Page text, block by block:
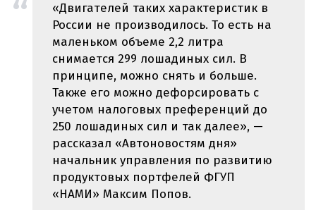
«Двигателей таких характеристик в
России не производилось. То есть на
маленьком объеме 2,2 литра
снимается 299 лошадиных сил. В
принципе, можно снять и больше.
Также его можно дефорсировать с
учетом налоговых преференций до
250 лошадиных сил и так далее», —
рассказал «Автоновостям дня»
начальник управления по развитию
продуктовых портфелей ФГУП
«НАМИ» Максим Попов.